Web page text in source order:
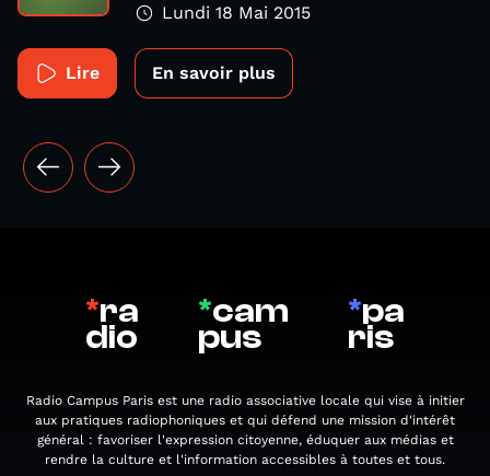
Lundi 18 Mai 2015
Lire En savoir plus
*ra
dio
*cam
pus
*pa
ris
Radio Campus Paris est une radio associative locale qui vise à initier
aux pratiques radiophoniques et qui défend une mission d'intérêt
général : favoriser l'expression citoyenne, éduquer aux médias et
rendre la culture et l'information accessibles à toutes et tous.